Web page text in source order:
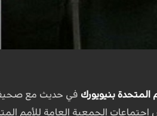
المتحدة بنيويورك في حديث مع صحيفة
الجمعية العامة للأمم